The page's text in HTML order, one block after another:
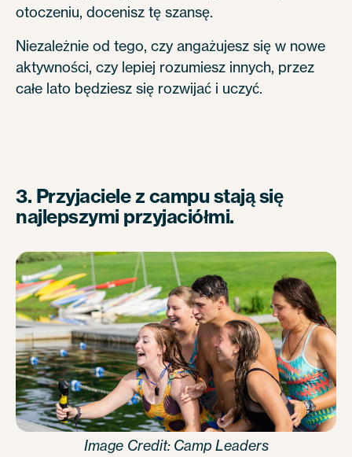
otoczeniu, docenisz tę szansę.
Niezależnie od tego, czy angażujesz się w nowe
aktywności, czy lepiej rozumiesz innych, przez
całe lato będziesz się rozwijać i uczyć.
3. Przyjaciele z campu stają się
najlepszymi przyjaciółmi.
Image Credit: Camp Leaders